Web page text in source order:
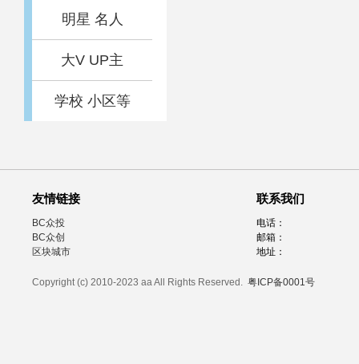
明星 名人
大V UP主
学校 小区等
友情链接
BC众投
BC众创
区块城市
联系我们
电话：
邮箱：
地址：
Copyright (c) 2010-2023 aa All Rights Reserved. 粤ICP备0001号